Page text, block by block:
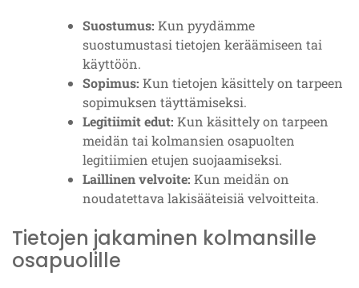
Suostumus: Kun pyydämme
suostumustasi tietojen keräämiseen tai
käyttöön.
Sopimus: Kun tietojen käsittely on tarpeen
sopimuksen täyttämiseksi.
Legitiimit edut: Kun käsittely on tarpeen
meidän tai kolmansien osapuolten
legitiimien etujen suojaamiseksi.
Laillinen velvoite: Kun meidän on
noudatettava lakisääteisiä velvoitteita.
Tietojen jakaminen kolmansille
osapuolille